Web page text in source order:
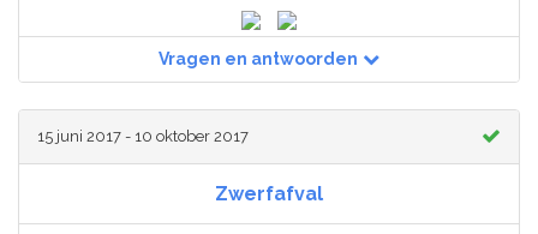
Vragen en antwoorden
15 juni 2017 - 10 oktober 2017
Zwerfafval